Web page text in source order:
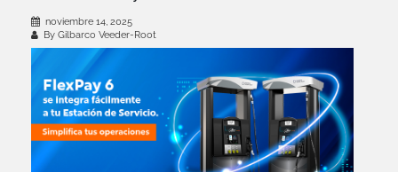
noviembre 14, 2025
By Gilbarco Veeder-Root